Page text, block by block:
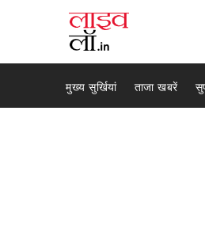
मुख्य सुर्खियां ताजा खबरें